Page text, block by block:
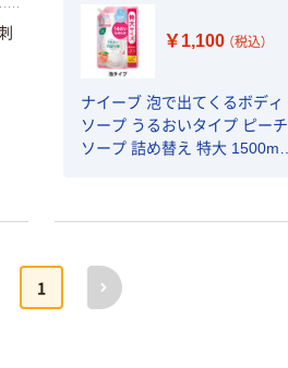
￥1,100 （税込）
ナイーブ 泡で出てくるボディ
ソープ うるおいタイプ ピーチ
ソープ 詰め替え 特大 1500ml
1
次へ